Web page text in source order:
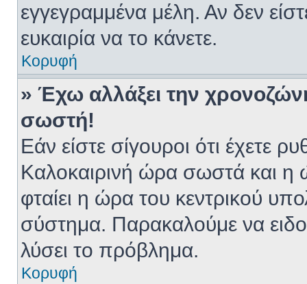
εγγεγραμμένα μέλη. Αν δεν
ευκαιρία να το κάνετε.
Κορυφή
» Έχω αλλάξει την
σωστή!
Εάν είστε σίγουροι ότι έχετε
Καλοκαιρινή ώρα σωστά και η
φταίει η ώρα του κεντρικού
σύστημα. Παρακαλούμε να
λύσει το πρόβλημα.
Κορυφή